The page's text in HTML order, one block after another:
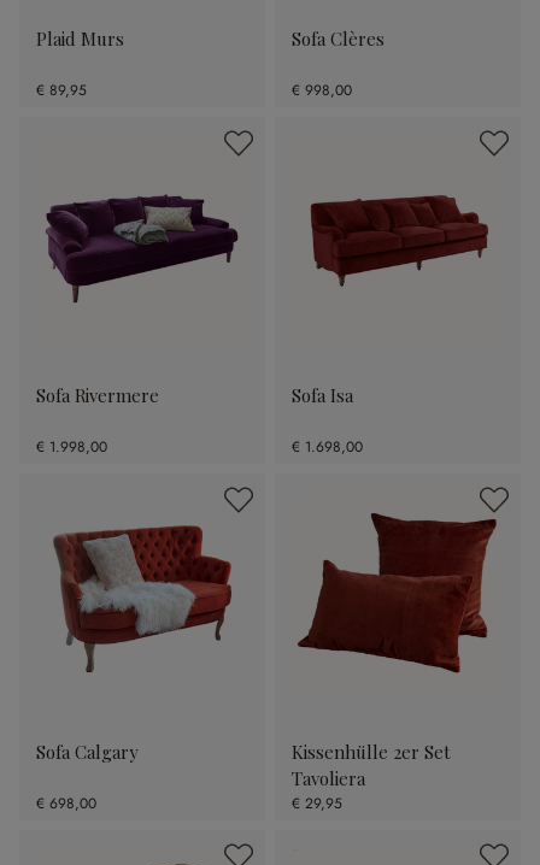
Plaid Murs
€ 89,95
Sofa Clères
€ 998,00
Sofa Rivermere
€ 1.998,00
Sofa Isa
€ 1.698,00
Sofa Calgary
€ 698,00
Kissenhülle 2er Set
Tavoliera
€ 29,95